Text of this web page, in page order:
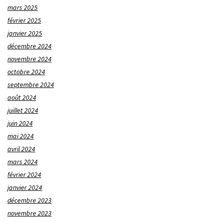
mars 2025
février 2025
janvier 2025
décembre 2024
novembre 2024
octobre 2024
septembre 2024
août 2024
juillet 2024
juin 2024
mai 2024
avril 2024
mars 2024
février 2024
janvier 2024
décembre 2023
novembre 2023